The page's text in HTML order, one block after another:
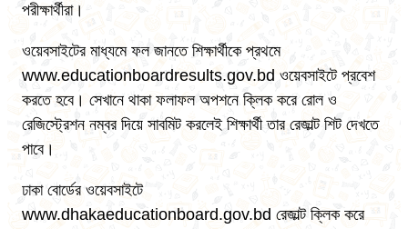
পরীক্ষার্থীরা।
ওয়েবসাইটের মাধ্যমে ফল জানতে শিক্ষার্থীকে প্রথমে
www.educationboardresults.gov.bd ওয়েবসাইটে প্রবেশ
করতে হবে। সেখানে থাকা ফলাফল অপশনে ক্লিক করে রোল ও
রেজিস্ট্রেশন নম্বর দিয়ে সাবমিট করলেই শিক্ষার্থী তার রেজাল্ট শিট দেখতে
পাবে।
ঢাকা বোর্ডের ওয়েবসাইটে
www.dhakaeducationboard.gov.bd রেজাল্ট ক্লিক করে